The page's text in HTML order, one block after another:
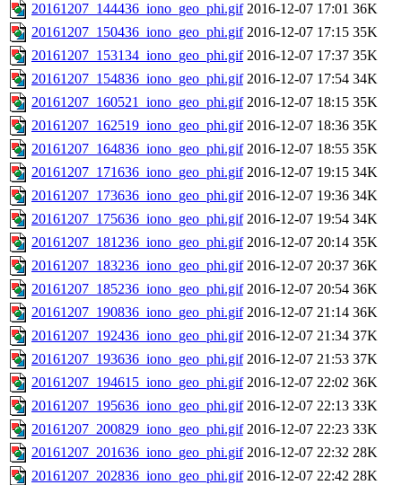
20161207_144436_iono_geo_phi.gif 2016-12-07 17:01 36K
20161207_150436_iono_geo_phi.gif 2016-12-07 17:15 35K
20161207_153134_iono_geo_phi.gif 2016-12-07 17:37 35K
20161207_154836_iono_geo_phi.gif 2016-12-07 17:54 34K
20161207_160521_iono_geo_phi.gif 2016-12-07 18:15 35K
20161207_162519_iono_geo_phi.gif 2016-12-07 18:36 35K
20161207_164836_iono_geo_phi.gif 2016-12-07 18:55 35K
20161207_171636_iono_geo_phi.gif 2016-12-07 19:15 34K
20161207_173636_iono_geo_phi.gif 2016-12-07 19:36 34K
20161207_175636_iono_geo_phi.gif 2016-12-07 19:54 34K
20161207_181236_iono_geo_phi.gif 2016-12-07 20:14 35K
20161207_183236_iono_geo_phi.gif 2016-12-07 20:37 36K
20161207_185236_iono_geo_phi.gif 2016-12-07 20:54 36K
20161207_190836_iono_geo_phi.gif 2016-12-07 21:14 36K
20161207_192436_iono_geo_phi.gif 2016-12-07 21:34 37K
20161207_193636_iono_geo_phi.gif 2016-12-07 21:53 37K
20161207_194615_iono_geo_phi.gif 2016-12-07 22:02 36K
20161207_195636_iono_geo_phi.gif 2016-12-07 22:13 33K
20161207_200829_iono_geo_phi.gif 2016-12-07 22:23 33K
20161207_201636_iono_geo_phi.gif 2016-12-07 22:32 28K
20161207_202836_iono_geo_phi.gif 2016-12-07 22:42 28K